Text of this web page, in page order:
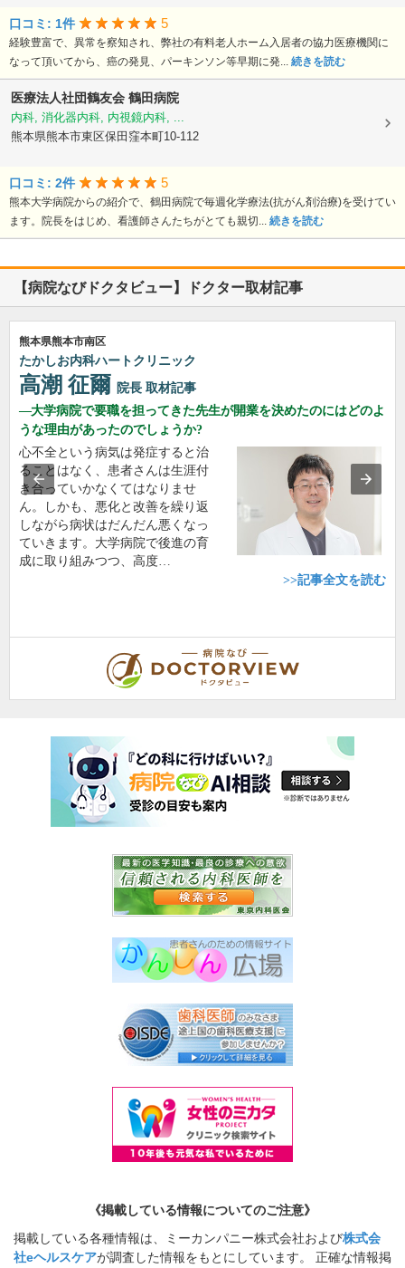
口コミ: 1件 5
経験豊富で、異常を察知され、弊社の有料老人ホーム入居者の協力医療機関に
なって頂いてから、癌の発見、パーキンソン等早期に発... 続きを読む
医療法人社団鶴友会 鶴田病院
内科, 消化器内科, 内視鏡内科, ...
熊本県熊本市東区保田窪本町10-112
口コミ: 2件 5
熊本大学病院からの紹介で、鶴田病院で毎週化学療法(抗がん剤治療)を受けてい
ます。院長をはじめ、看護師さんたちがとても親切... 続きを読む
【病院なびドクタビュー】ドクター取材記事
熊本県熊本市南区
たかしお内科ハートクリニック
高潮 征爾 院長 取材記事
大学病院で要職を担ってきた先生が開業を決めたのにはどのよ
うな理由があったのでしょうか?
心不全という病気は発症すると治
ることはなく、患者さんは生涯付
き合っていかなくてはなりませ
ん。しかも、悪化と改善を繰り返
しながら病状はだんだん悪くなっ
ていきます。大学病院で後進の育
成に取り組みつつ、高度…
>>記事全文を読む
《掲載している情報についてのご注意》
掲載している各種情報は、ミーカンパニー株式会社および株式会
社eヘルスケアが調査した情報をもとにしています。 正確な情報掲